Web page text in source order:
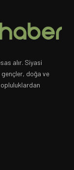
alır. Siyasi
gençler, doğa ve